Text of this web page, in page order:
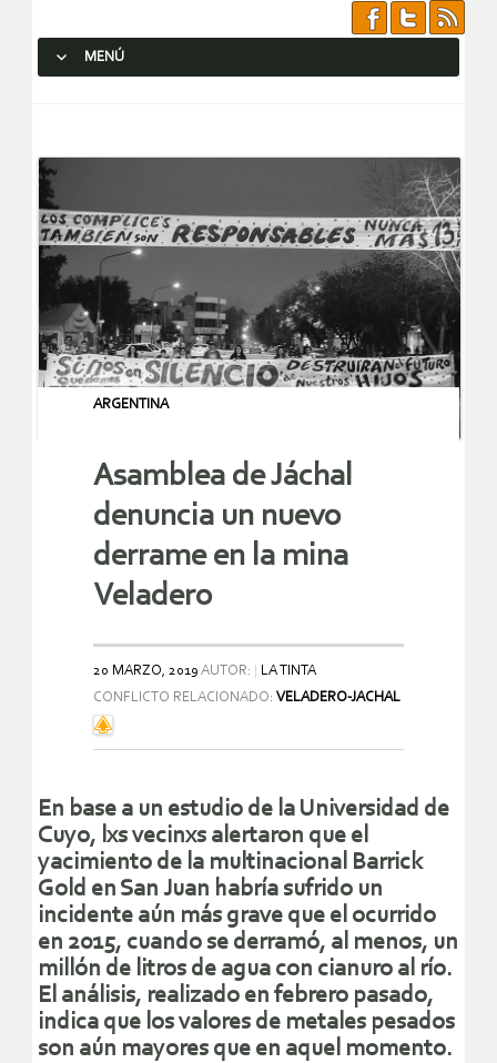
MENÚ
ARGENTINA
Asamblea de Jáchal
denuncia un nuevo
derrame en la mina
Veladero
20 MARZO, 2019 AUTOR:
LA TINTA
CONFLICTO RELACIONADO: VELADERO-JACHAL
En base a un estudio de la Universidad de
Cuyo, lxs vecinxs alertaron que el
yacimiento de la multinacional Barrick
Gold en San Juan habría sufrido un
incidente aún más grave que el ocurrido
en 2015, cuando se derramó, al menos, un
millón de litros de agua con cianuro al río.
El análisis, realizado en febrero pasado,
indica que los valores de metales pesados
son aún mayores que en aquel momento.